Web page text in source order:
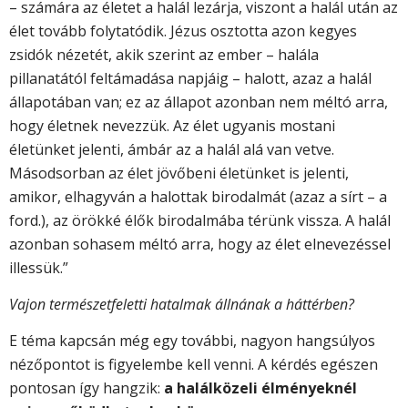
– számára az életet a halál lezárja, viszont a halál után az
élet tovább folytatódik. Jézus osztotta azon kegyes
zsidók nézetét, akik szerint az ember – halála
pillanatától feltámadása napjáig – halott, azaz a halál
állapotában van; ez az állapot azonban nem méltó arra,
hogy életnek nevezzük. Az élet ugyanis mostani
életünket jelenti, ámbár az a halál alá van vetve.
Másodsorban az élet jövőbeni életünket is jelenti,
amikor, elhagyván a halottak birodalmát (azaz a sírt – a
ford.), az örökké élők birodalmába térünk vissza. A halál
azonban sohasem méltó arra, hogy az élet elnevezéssel
illessük.”
Vajon természetfeletti hatalmak állnának a háttérben?
E téma kapcsán még egy további, nagyon hangsúlyos
nézőpontot is figyelembe kell venni. A kérdés egészen
pontosan így hangzik: a halálközeli élményeknél